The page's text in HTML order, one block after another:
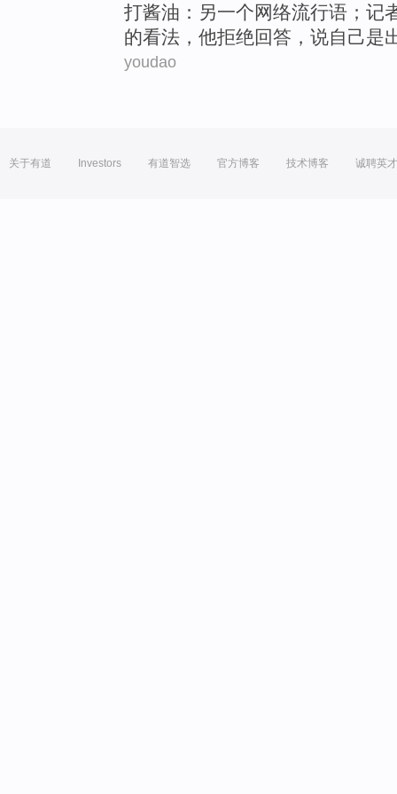
打酱油 ： 另一个网络流行语 ； 记
的看法，他拒绝回答 ，说自己是
youdao
关于有道 Investors 有道智选 官方博客 技术博客 诚聘英才